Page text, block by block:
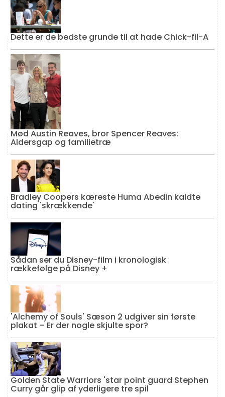
Dette er de bedste grunde til at hade Chick-fil-A
Mød Austin Reaves, bror Spencer Reaves:
Aldersgap og familietræ
Bradley Coopers kæreste Huma Abedin kaldte
dating 'skrækkende'
Sådan ser du Disney-film i kronologisk
rækkefølge på Disney +
'Alchemy of Souls' Sæson 2 udgiver sin første
plakat – Er der nogle skjulte spor?
Golden State Warriors 'star point guard Stephen
Curry går glip af yderligere tre spil